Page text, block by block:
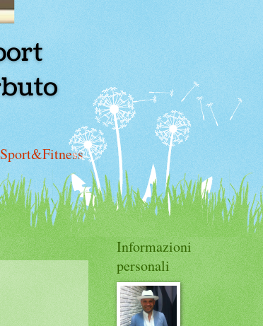
Sport&Fitness
Informazioni
personali